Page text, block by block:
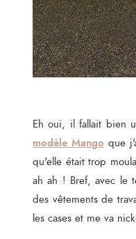
Eh oui, il fallait bien
modèle Mango que
qu'elle était trop
ah ah ! Bref, avec le
des vêtements de
les cases et me va